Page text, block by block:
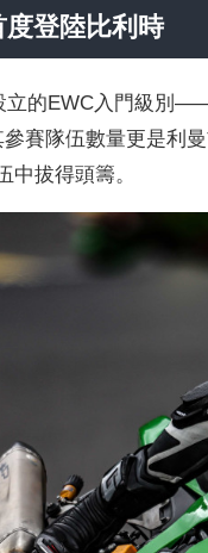
度登陸比利時
立的EWC入門級別
賽隊伍數量更是利
中拔得頭籌。